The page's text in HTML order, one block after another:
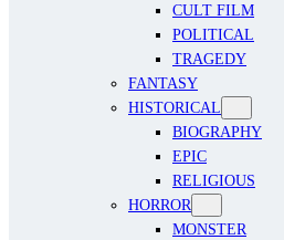
CULT FILM
POLITICAL
TRAGEDY
FANTASY
HISTORICAL
BIOGRAPHY
EPIC
RELIGIOUS
HORROR
MONSTER